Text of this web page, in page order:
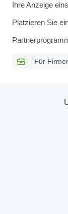
Ihre Anzeige
Platzieren Sie
Für